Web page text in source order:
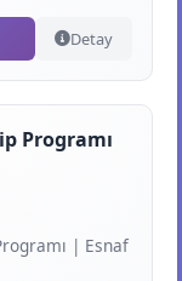
Detay
Programı
| Esnaf